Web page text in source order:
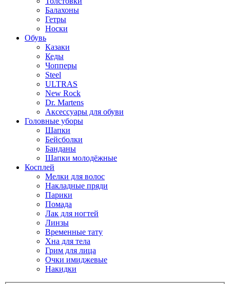
Балахоны
Гетры
Носки
Обувь
Казаки
Кеды
Чопперы
Steel
ULTRAS
New Rock
Dr. Martens
Аксессуары для обуви
Головные уборы
Шапки
Бейсболки
Банданы
Шапки молодёжные
Косплей
Мелки для волос
Накладные пряди
Парики
Помада
Лак для ногтей
Линзы
Временные тату
Хна для тела
Грим для лица
Очки имиджевые
Накидки